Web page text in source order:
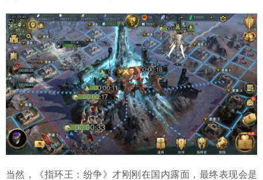
当然，《指环王：纷争》才刚刚在国内露面，最终表现会是